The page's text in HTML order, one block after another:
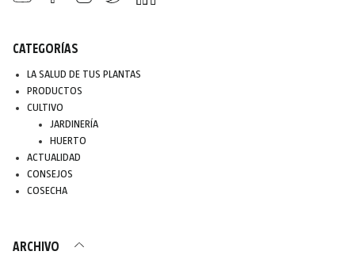
CATEGORÍAS
LA SALUD DE TUS PLANTAS
PRODUCTOS
CULTIVO
JARDINERÍA
HUERTO
ACTUALIDAD
CONSEJOS
COSECHA
ARCHIVO